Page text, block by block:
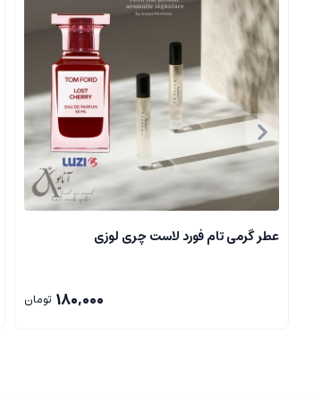
لویی ویتون ایمیجینیشنعطری است با احساسات
حس هیجان، آزادی و تخیل.
مناسب برای شب ها، رویدادهای خاص و فصول
بویی استثنایی که هر فردی را به سمت خودش جذب
ویژگی های فنی و نکات کلیدی
پایداری و ماندگاری:بسیار بالا، یکی از ویژگی های
پخش بو: عالی است، به راحتی اطرافیان را دچار
ایده آل برای شب های خاص،
عطر گرمی تام فورد لاست چری لوزی
180,000 تومان